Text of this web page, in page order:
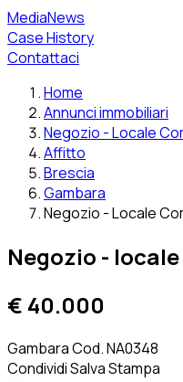
MediaNews
Case History
Contattaci
Home
Annunci immobiliari
Negozio - Locale
Affitto
Brescia
Gambara
Negozio - Locale
Negozio -
€ 40.000
GambaraCod. NA0348
CondividiSalvaStampa